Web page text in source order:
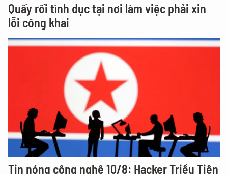
Quấy rối tình dục tại nơi làm việc phải xin
lỗi công khai
Tin nóng công nghệ 10/8: Hacker Triều Tiên